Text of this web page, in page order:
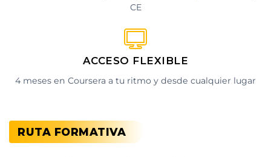
CE
ACCESO FLEXIBLE
4 meses en Coursera a tu ritmo y desde cualquier lugar
RUTA FORMATIVA